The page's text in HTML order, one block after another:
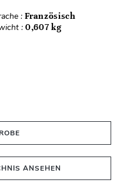
: Französisch
: 0,607 kg
ANSEHEN